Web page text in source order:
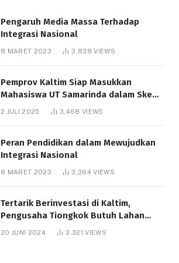
Pengaruh Media Massa Terhadap
Integrasi Nasional
8 MARET 2023 3,838VIEWS
Pemprov Kaltim Siap Masukkan
Mahasiswa UT Samarinda dalam Skema
Bantuan Pendidikan Gratispol
2 JULI 2025 3,468 VIEWS
Peran Pendidikan dalam Mewujudkan
Integrasi Nasional
8 MARET 2023 3,364VIEWS
Tertarik Berinvestasi di Kaltim,
Pengusaha Tiongkok Butuh Lahan
20 JUNI 2024 3,321VIEWS